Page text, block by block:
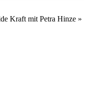
Kraft mit Petra Hinze »